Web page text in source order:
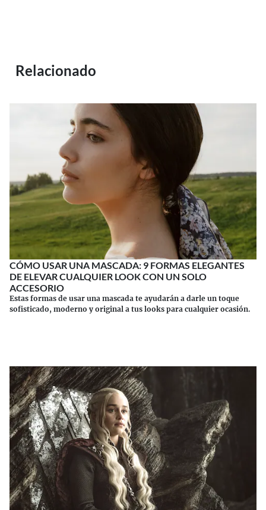
Relacionado
CÓMO USAR UNA MASCADA: 9 FORMAS ELEGANTES
DE ELEVAR CUALQUIER LOOK CON UN SOLO
ACCESORIO
Estas formas de usar una mascada te ayudarán a darle un toque
sofisticado, moderno y original a tus looks para cualquier ocasión.